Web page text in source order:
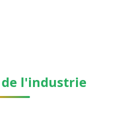
l'industrie